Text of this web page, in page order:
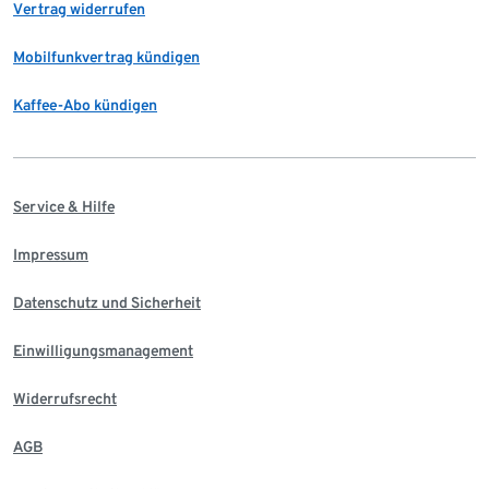
Vertrag widerrufen
Mobilfunkvertrag kündigen
Kaffee-Abo kündigen
Service & Hilfe
Impressum
Datenschutz und Sicherheit
Einwilligungsmanagement
Widerrufsrecht
AGB